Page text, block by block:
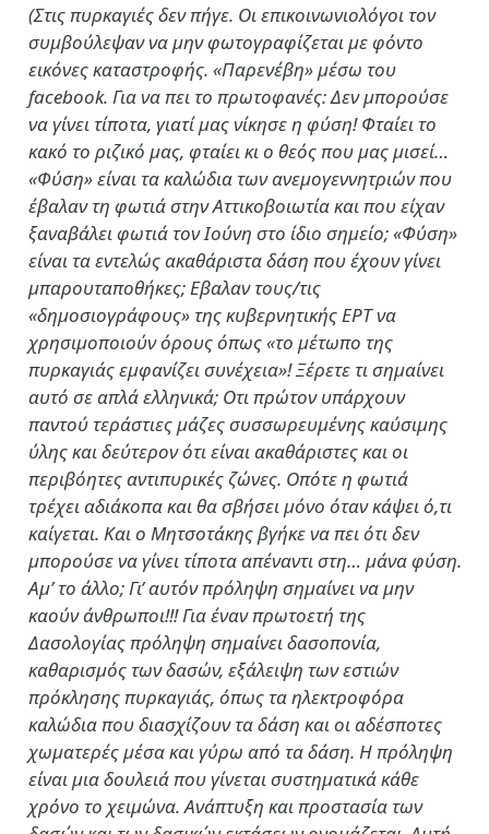
(Στις πυρκαγιές δεν πήγε. Οι επικοινωνιολόγοι τον
συμβούλεψαν να μην φωτογραφίζεται με φόντο
εικόνες καταστροφής. «Παρενέβη» μέσω του
facebook. Για να πει το πρωτοφανές: Δεν μπορούσε
να γίνει τίποτα, γιατί μας νίκησε η φύση! Φταίει το
κακό το ριζικό μας, φταίει κι ο θεός που μας μισεί…
«Φύση» είναι τα καλώδια των ανεμογεννητριών που
έβαλαν τη φωτιά στην Αττικοβοιωτία και που είχαν
ξαναβάλει φωτιά τον Ιούνη στο ίδιο σημείο; «Φύση»
είναι τα εντελώς ακαθάριστα δάση που έχουν γίνει
μπαρουταποθήκες; Εβαλαν τους/τις
«δημοσιογράφους» της κυβερνητικής ΕΡΤ να
χρησιμοποιούν όρους όπως «το μέτωπο της
πυρκαγιάς εμφανίζει συνέχεια»! Ξέρετε τι σημαίνει
αυτό σε απλά ελληνικά; Οτι πρώτον υπάρχουν
παντού τεράστιες μάζες συσσωρευμένης καύσιμης
ύλης και δεύτερον ότι είναι ακαθάριστες και οι
περιβόητες αντιπυρικές ζώνες. Οπότε η φωτιά
τρέχει αδιάκοπα και θα σβήσει μόνο όταν κάψει ό,τι
καίγεται. Και ο Μητσοτάκης βγήκε να πει ότι δεν
μπορούσε να γίνει τίποτα απέναντι στη… μάνα φύση.
Αμ’ το άλλο; Γι’ αυτόν πρόληψη σημαίνει να μην
καούν άνθρωποι!!! Για έναν πρωτοετή της
Δασολογίας πρόληψη σημαίνει δασοπονία,
καθαρισμός των δασών, εξάλειψη των εστιών
πρόκλησης πυρκαγιάς, όπως τα ηλεκτροφόρα
καλώδια που διασχίζουν τα δάση και οι αδέσποτες
χωματερές μέσα και γύρω από τα δάση. Η πρόληψη
είναι μια δουλειά που γίνεται συστηματικά κάθε
χρόνο το χειμώνα. Ανάπτυξη και προστασία των